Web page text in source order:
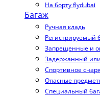
На борту flydubai
Багаж
Ручная кладь
Регистрируемый
Запрещенные и
Задержанный
Спортивное
Опасные
Специальный